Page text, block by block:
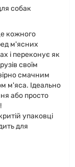
собак
кожного
м'ясних
і переконує як
своїм
смачним
м'яса. Ідеально
або просто
упаковці
для